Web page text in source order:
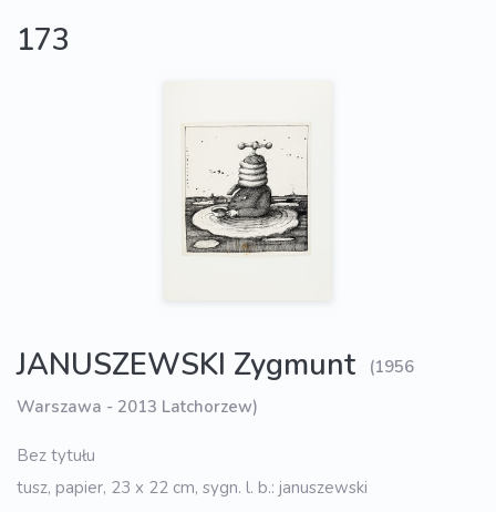
173
JANUSZEWSKI Zygmunt
(1956
Warszawa - 2013 Latchorzew)
Bez tytułu
tusz, papier, 23 x 22 cm, sygn. l. b.: januszewski